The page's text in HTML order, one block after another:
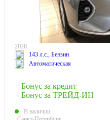
2026
143 л.с., Бензин
Автоматическая
+ Бонус за кредит
+ Бонус за ТРЕЙД-ИН
В наличии